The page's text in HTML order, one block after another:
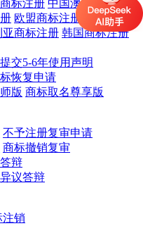
标注册 中国澳门商标注册
欧盟商标注册
英国商标
亚商标注册 韩国商标注册
交5-6年使用声明
恢复申请
版 商标取名尊享版
不予注册复审申请
商标撤销复审
辩
议答辩
注销